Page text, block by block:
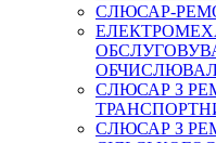
СЛЮСАР-
СЛЮСАР З
СЛЮСАР З